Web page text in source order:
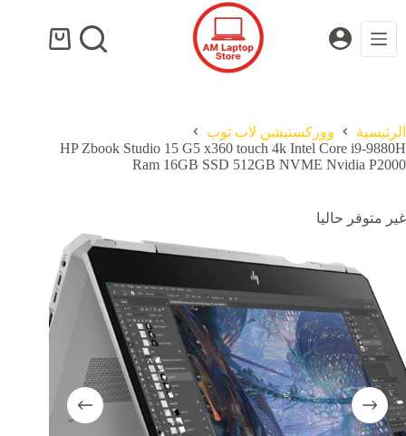
إلى
المحتوى
عربة
الرئيسية
ووركستيشن لاب توب
HP Zbook Studio 15 G5 x360 touch 4k Intel Core i9-9880H
Ram 16GB SSD 512GB NVME Nvidia P2000
غير متوفر حاليا